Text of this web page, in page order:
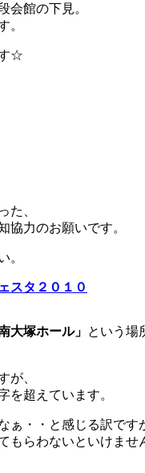
会館の下見。
。
☆
た、
協力のお願いです。
。
スタ２０１０
南大塚ホール」 という場
が、
を超えています。
ぁ・・と感じる訳です
もらわないといけませ